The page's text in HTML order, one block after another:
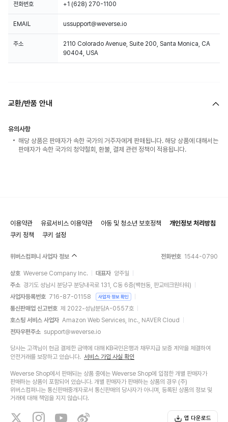
전화번호 +1 (628) 270-1100
EMAIL ussupport@weverse.io
주소
2110 Colorado Avenue, Suite 200, Santa Monica, CA
90404, USA
교환/반품 안내
유의사항
해당 상품은 판매자가 속한 국가의 거주자에게 판매됩니다. 해당 상품에 대해서는
판매자가 속한 국가의 청약철회, 환불, 결제 관련 정책이 적용됩니다.
이용약관 유료서비스 이용약관 아동 및 청소년 보호정책
개인정보 처리방침
쿠키 정책
쿠키 설정
위버스컴퍼니 사업자 정보 전화번호 1544-0790
상호 Weverse Company Inc. 대표자 양주일
주소 경기도 성남시 분당구 분당내곡로 131, C동 6층(백현동, 판교테크원타워)
사업자등록번호 716-87-01158 사업자 정보 확인
통신판매업 신고번호 제 2022-성남분당A-0557호
호스팅 서비스 사업자 Amazon Web Services, Inc., NAVER Cloud
전자우편주소 support@weverse.io
당사는 고객님이 현금 결제한 금액에 대해 KB국민은행과 채무지급 보증 계약을 체결하여
안전거래를 보장하고 있습니다. 서비스 가입 사실 확인
Weverse Shop에서 판매되는 상품 중에는 Weverse Shop에 입점한 개별 판매자가
판매하는 상품이 포함되어 있습니다. 개별 판매자가 판매하는 상품의 경우 (주)
위버스컴퍼니는 통신판매중개자로서 통신판매의 당사자가 아니며, 등록된 상품의 정보 및
거래에 대해 책임을 지지 않습니다.
앱 다운로드